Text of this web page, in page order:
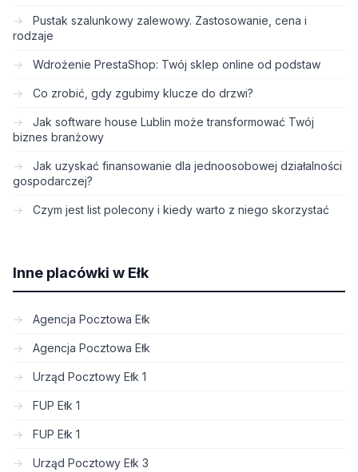
Pustak szalunkowy zalewowy. Zastosowanie, cena i
rodzaje
Wdrożenie PrestaShop: Twój sklep online od podstaw
Co zrobić, gdy zgubimy klucze do drzwi?
Jak software house Lublin może transformować Twój
biznes branżowy
Jak uzyskać finansowanie dla jednoosobowej działalności
gospodarczej?
Czym jest list polecony i kiedy warto z niego skorzystać
Inne placówki w Ełk
Agencja Pocztowa Ełk
Agencja Pocztowa Ełk
Urząd Pocztowy Ełk 1
FUP Ełk 1
FUP Ełk 1
Urząd Pocztowy Ełk 3